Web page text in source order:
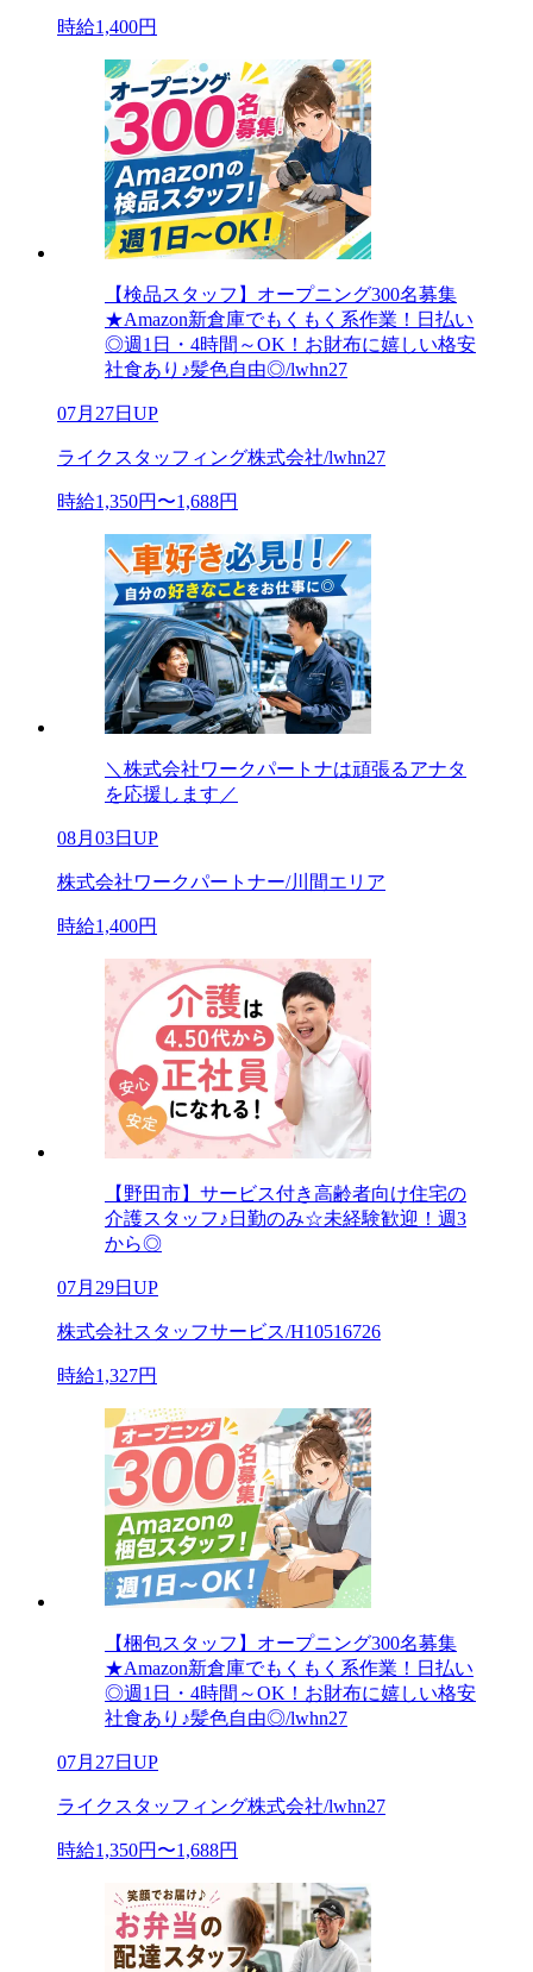
時給1,400円
【検品スタッフ】オープニング300名募集
★Amazon新倉庫でもくもく系作業！日払い
◎週1日・4時間～OK！お財布に嬉しい格安
社食あり♪髪色自由◎/lwhn27
07月27日UP
ライクスタッフィング株式会社/lwhn27
時給1,350円〜1,688円
＼株式会社ワークパートナは頑張るアナタ
を応援します／
08月03日UP
株式会社ワークパートナー/川間エリア
時給1,400円
【野田市】サービス付き高齢者向け住宅の
介護スタッフ♪日勤のみ☆未経験歓迎！週3
から◎
07月29日UP
株式会社スタッフサービス/H10516726
時給1,327円
【梱包スタッフ】オープニング300名募集
★Amazon新倉庫でもくもく系作業！日払い
◎週1日・4時間～OK！お財布に嬉しい格安
社食あり♪髪色自由◎/lwhn27
07月27日UP
ライクスタッフィング株式会社/lwhn27
時給1,350円〜1,688円